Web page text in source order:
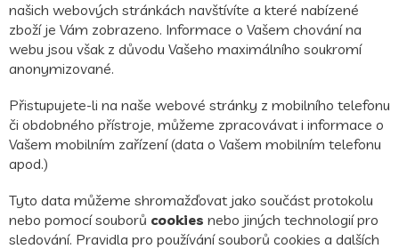
našich webových stránkách navštívíte a které nabízené
zboží je Vám zobrazeno. Informace o Vašem chování na
webu jsou však z důvodu Vašeho maximálního soukromí
anonymizované.
Přistupujete-li na naše webové stránky z mobilního telefonu
či obdobného přístroje, můžeme zpracovávat i informace o
Vašem mobilním zařízení (data o Vašem mobilním telefonu
apod.)
Tyto data můžeme shromažďovat jako součást protokolu
nebo pomocí souborů cookies nebo jiných technologií pro
sledování. Pravidla pro používání souborů cookies a dalších